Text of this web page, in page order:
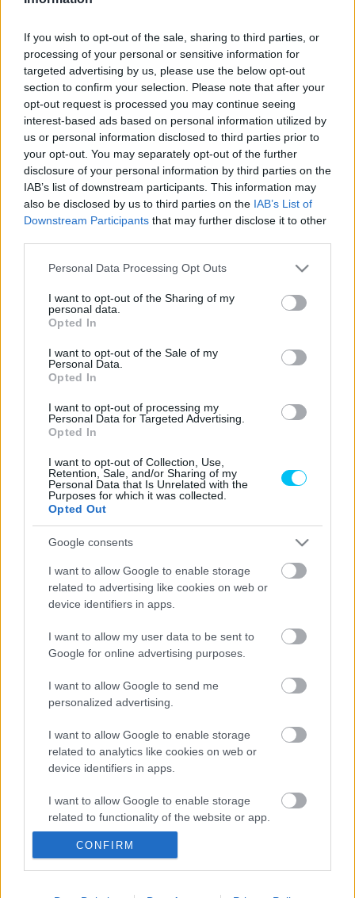
If you wish to opt-out of the sale, sharing to third parties, or
processing of your personal or sensitive information for
targeted advertising by us, please use the below opt-out
section to confirm your selection. Please note that after your
opt-out request is processed you may continue seeing
interest-based ads based on personal information utilized by
us or personal information disclosed to third parties prior to
your opt-out. You may separately opt-out of the further
disclosure of your personal information by third parties on the
IAB’s list of downstream participants. This information may
also be disclosed by us to third parties on the IAB’s List of
Downstream Participants that may further disclose it to other
Please note that this website/app uses one or more Google
not limited to your visit or usage behaviour. You may click to
grant or deny consent to Google and its third-party tags to
use your data for below specified purposes in below Google
consent section.
Personal Data Processing Opt Outs
I want to opt-out of the Sharing of my
personal data.
Opted In
I want to opt-out of the Sale of my
Personal Data.
Opted In
I want to opt-out of processing my
Personal Data for Targeted Advertising.
Opted In
I want to opt-out of Collection, Use,
Retention, Sale, and/or Sharing of my
Personal Data that Is Unrelated with the
Purposes for which it was collected.
Opted Out
Google consents
I want to allow Google to enable storage
related to advertising like cookies on web or
device identifiers in apps.
I want to allow my user data to be sent to
Google for online advertising purposes.
I want to allow Google to send me
personalized advertising.
I want to allow Google to enable storage
related to analytics like cookies on web or
device identifiers in apps.
I want to allow Google to enable storage
related to functionality of the website or app.
I want to allow Google to enable storage
CONFIRM
- Hirdetés -
A MotoGP texasi sprintversenye után Fabio Quartararo azt
mondta, hogy a Yamaha évekkel le van maradva
fejlesztések terén a többi gyártótól. Vasárnap azonban a
sok sikertelenség után, végre dobogót ünnepelhetett a
francia versenyző.
Az austini pályán történt sok bukás nélkül Fabio Quartararo
aligha jutott volna be az első ötbe a húsz körös nagydíjon
Jack Miller kiesése segítette hozzá Quartararót a
dobogóhoz. A szombati sprintverseny után a nizzai pilóta
azt mondta, hogy a Yamaha évekkel le van maradva a
versenytársaktól. Szombatról vasárnapra semmi sem
szerencséje volt.
„Tudjuk, hogy a motorerő tekintetében, illetve a
kigyorsításokon vannak problémáink. Nem volt egyszerű a
helyzetünk ezen a pályán sem. Mindezt nehéz elfogadni,
mert amikor egy versenytársam megelőz, úgy érzem, egy
űrhajó halad el mellettem”─ kezdtea Yamaha sztárja.
Ennek ellenére Quartararo, aki a világbajnokságban a
hetedik helyre jött fel, most már reménykedhet abban,
jobb helyzetben lesz a Yamahával.
- Advertisement -
„Ez a siker lendületet ad majd nekünk. Nem mindig jön ki a
lépés, de a dobogó megünneplése után legalább van némi
elégedettség a csapatban.”